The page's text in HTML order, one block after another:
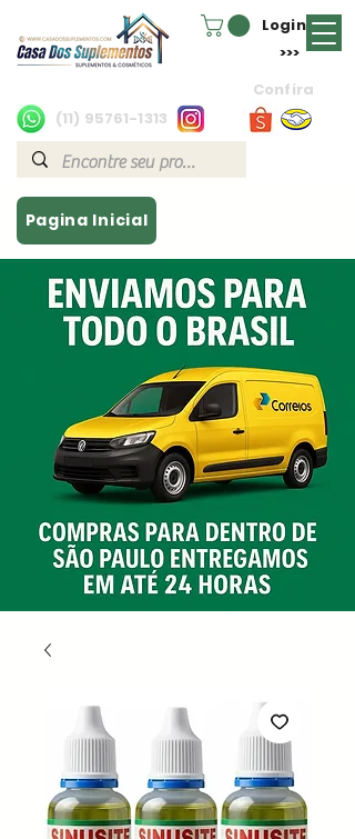
Login
(11) 95761-1313
>>>
Confira
Pagina Inicial